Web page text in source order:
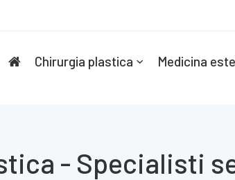
Chirurgia plastica Medicina
- Specialisti